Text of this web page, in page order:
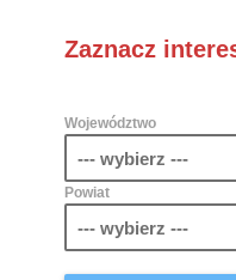
Zaznacz
Województwo
Powiat